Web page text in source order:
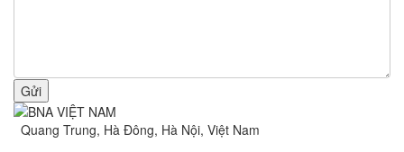
Gửi
Quang Trung, Hà Đông, Hà Nội, Việt Nam